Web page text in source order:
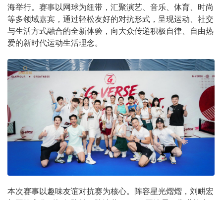
海举行。赛事以网球为纽带，汇聚演艺、音乐、体育、时尚
等多领域嘉宾，通过轻松友好的对抗形式，呈现运动、社交
与生活方式融合的全新体验，向大众传递积极自律、自由热
爱的新时代运动生活理念。
本次赛事以趣味友谊对抗赛为核心。阵容星光熠熠，刘畊宏